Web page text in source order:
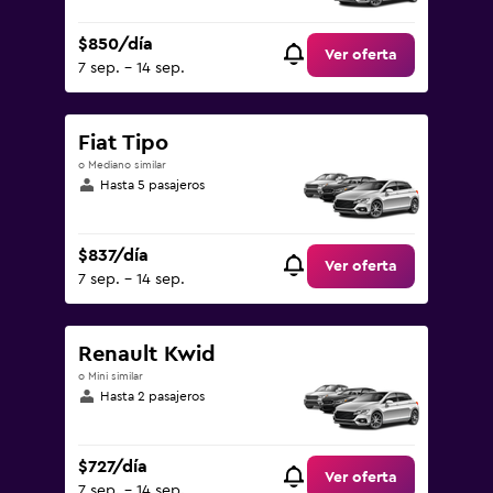
$850/día
7 sep. - 14 sep.
Ver oferta
Fiat Tipo
o Mediano similar
Hasta 5 pasajeros
$837/día
7 sep. - 14 sep.
Ver oferta
Renault Kwid
o Mini similar
Hasta 2 pasajeros
$727/día
Ver oferta